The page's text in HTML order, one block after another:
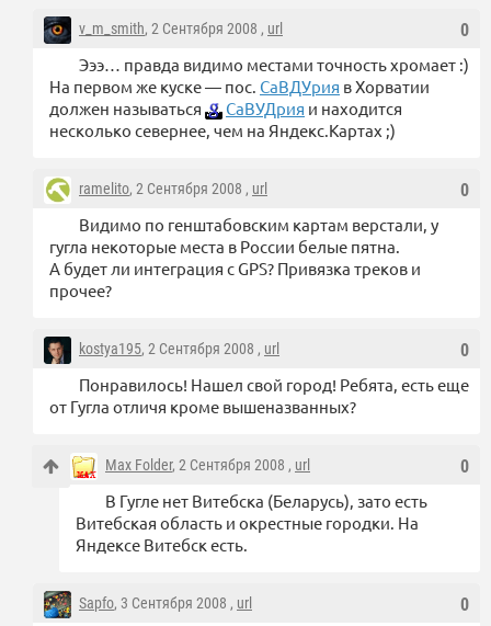
0
v_m_smith, 2 Сентября 2008 , url
Эээ… правда видимо местами точность хромает :)
На первом же куске — пос. СаВДУрия в Хорватии
должен называться
СаВУДрия и находится
несколько севернее, чем на Яндекс.Картах ;)
0
ramelito, 2 Сентября 2008 , url
Видимо по генштабовским картам верстали, у
гугла некоторые места в России белые пятна.
А будет ли интеграция с GPS? Привязка треков и
прочее?
0
kostya195, 2 Сентября 2008 , url
Понравилось! Нашел свой город! Ребята, есть еще
от Гугла отличя кроме вышеназванных?
0
Max Folder, 2 Сентября 2008 , url
В Гугле нет Витебска (Беларусь), зато есть
Витебская область и окрестные городки. На
Яндексе Витебск есть.
0
Sapfo, 3 Сентября 2008 , url